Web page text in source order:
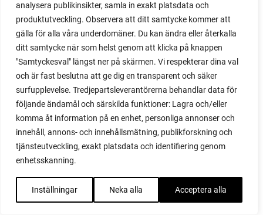
analysera publikinsikter, samla in exakt platsdata och
produktutveckling. Observera att ditt samtycke kommer att
gälla för alla våra underdomäner. Du kan ändra eller återkalla
ditt samtycke när som helst genom att klicka på knappen
"Samtyckesval" längst ner på skärmen. Vi respekterar dina val
och är fast beslutna att ge dig en transparent och säker
surfupplevelse. Tredjepartsleverantörerna behandlar data för
följande ändamål och särskilda funktioner: Lagra och/eller
komma åt information på en enhet, personliga annonser och
innehåll, annons- och innehållsmätning, publikforskning och
tjänsteutveckling, exakt platsdata och identifiering genom
enhetsskanning.
Inställningar Neka alla Acceptera alla
majskorn
måla
malou efter tio
mangold
märgärt
märgärter
markduk
marmelad
mars
marsvin
mask
maskrosor
mässa